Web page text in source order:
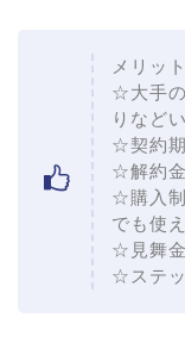
メリット
☆大手
りなど
☆契約
☆解約
☆購入
でも使
☆見舞
☆ステ